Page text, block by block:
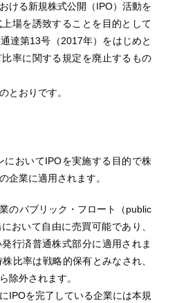
ける新規株式公開（IPO）活動を
場を誘致することを目的として
達第13号（2017年）をはじめと
率に関する規定を廃止するもの
とおりです。
においてIPOを実施する目的で株
企業に適用されます。
のパブリック・フロート（public
おいて自由に売買可能であり、
行済普通株式部分に適用されま
比率は戦略的保有とみなされ、
除外されます。
IPOを完了している企業には本規